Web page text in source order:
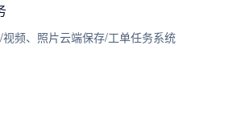
频、照片云端保存/工单任务系统